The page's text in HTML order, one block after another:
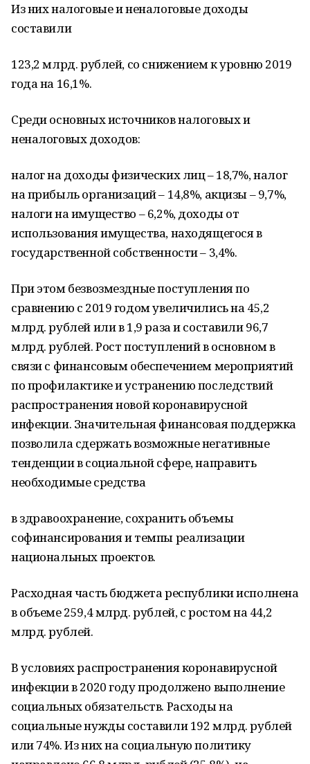
Из них налоговые и неналоговые доходы
составили
123,2 млрд. рублей, со снижением к уровню 2019
года на 16,1%.
Среди основных источников налоговых и
неналоговых доходов:
налог на доходы физических лиц – 18,7%, налог
на прибыль организаций – 14,8%, акцизы – 9,7%,
налоги на имущество – 6,2%, доходы от
использования имущества, находящегося в
государственной собственности – 3,4%.
При этом безвозмездные поступления по
сравнению с 2019 годом увеличились на 45,2
млрд. рублей или в 1,9 раза и составили 96,7
млрд. рублей. Рост поступлений в основном в
связи с финансовым обеспечением мероприятий
по профилактике и устранению последствий
распространения новой коронавирусной
инфекции. Значительная финансовая поддержка
позволила сдержать возможные негативные
тенденции в социальной сфере, направить
необходимые средства
в здравоохранение, сохранить объемы
софинансирования и темпы реализации
национальных проектов.
Расходная часть бюджета республики исполнена
в объеме 259,4 млрд. рублей, с ростом на 44,2
млрд. рублей.
В условиях распространения коронавирусной
инфекции в 2020 году продолжено выполнение
социальных обязательств. Расходы на
социальные нужды составили 192 млрд. рублей
или 74%. Из них на социальную политику